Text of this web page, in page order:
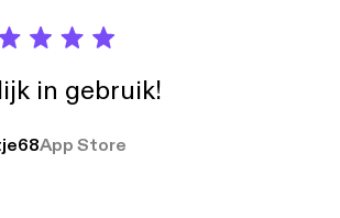
in gebruik!
App Store